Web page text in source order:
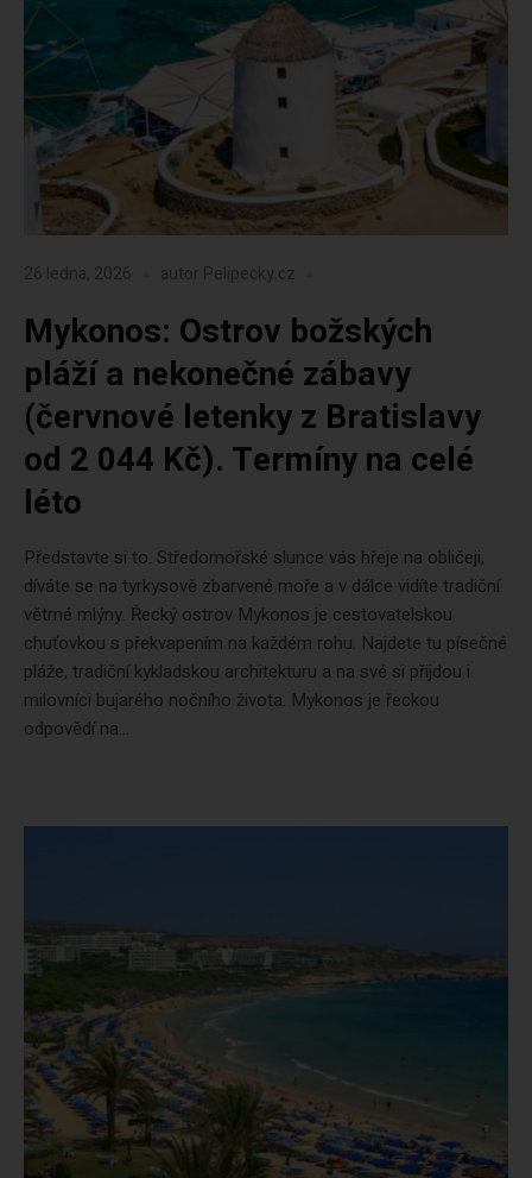
26 ledna, 2026 autor Pelipecky.cz
Mykonos: Ostrov božských
pláží a nekonečné zábavy
(červnové letenky z Bratislavy
od 2 044 Kč). Termíny na celé
léto
Představte si to. Středomořské slunce vás hřeje na obličeji,
díváte se na tyrkysově zbarvené moře a v dálce vidíte tradiční
větrné mlýny. Řecký ostrov Mykonos je cestovatelskou
chuťovkou s překvapením na každém rohu. Najdete tu písečné
pláže, tradiční kykladskou architekturu a na své si přijdou i
milovníci bujarého nočního života. Mykonos je řeckou
odpovědí na...